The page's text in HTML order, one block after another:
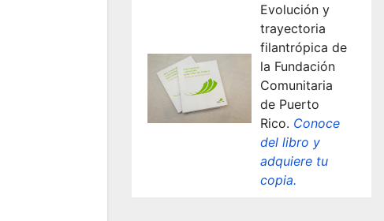
Evolución y
trayectoria
filantrópica de
la Fundación
Comunitaria
de Puerto
Rico. Conoce
del libro y
adquiere tu
copia.